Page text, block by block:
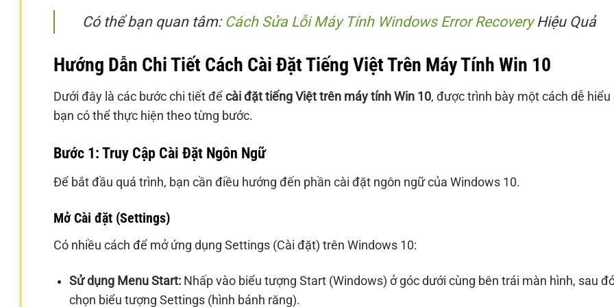
Có thể bạn quan tâm: Cách Sửa Lỗi Máy Tính Windows Error RecoveryHiệu Quả
Hướng Dẫn Chi Tiết Cách Cài Đặt Tiếng Việt Trên Máy Tính Win 10
Dưới đây là các bước chi tiết để cài đặt tiếng Việt trên máy tính Win 10, được trình bày một cách dễ hiểu
bạn có thể thực hiện theo từng bước.
Bước 1: Truy Cập Cài Đặt Ngôn Ngữ
Để bắt đầu quá trình, bạn cần điều hướng đến phần cài đặt ngôn ngữ của Windows 10.
Mở Cài đặt (Settings)
Có nhiều cách để mở ứng dụng Settings (Cài đặt) trên Windows 10:
Sử dụng Menu Start:Nhấp vào biểu tượng Start (Windows) ở góc dưới cùng bên trái màn hình, sau
chọn biểu tượng Settings (hình bánh răng).